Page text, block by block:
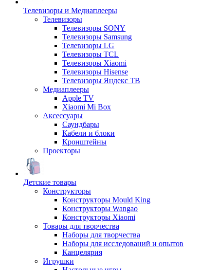
Телевизоры и Медиаплееры
Телевизоры
Телевизоры SONY
Телевизоры Samsung
Телевизоры LG
Телевизоры TCL
Телевизоры Xiaomi
Телевизоры Hisense
Телевизоры Яндекс ТВ
Медиаплееры
Apple TV
Xiaomi Mi Box
Аксессуары
Саундбары
Кабели и блоки
Кронштейны
Проекторы
Детские товары
Конструкторы
Конструкторы Mould King
Конструкторы Wangao
Конструкторы Xiaomi
Товары для творчества
Наборы для творчества
Наборы для исследований и опытов
Канцелярия
Игрушки